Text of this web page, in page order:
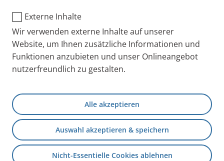
Externe Inhalte
Wir verwenden externe Inhalte auf unserer
Website, um Ihnen zusätzliche Informationen und
Funktionen anzubieten und unser Onlineangebot
nutzerfreundlich zu gestalten.
Alle akzeptieren
Auswahl akzeptieren & speichern
Nicht-Essentielle Cookies ablehnen
PARI DE
Produkte
+49 (0) 8151 279 279
Kontakt
Blog
Karriere